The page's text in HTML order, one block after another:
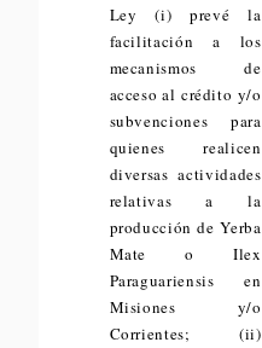
Ley (i) prevé la
facilitación a los
mecanismos de
acceso al crédito y/o
subvenciones para
quienes realicen
diversas actividades
relativas a la
producción de Yerba
Mate o Ilex
Paraguariensis en
Misiones y/o
Corrientes; (ii)